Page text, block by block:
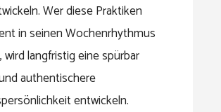
Wer diese Praktiken
in seinen Wochenrhythmus
langfristig eine spürbar
authentischere
entwickeln.